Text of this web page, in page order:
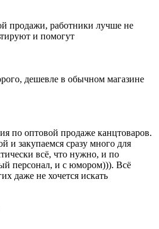
продажи, работники лучше не
и помогут
дешевле в обычном магазине
по оптовой продаже канцтоваров.
и закупаемся сразу много для
всё, что нужно, и по
персонал, и с юмором))). Всё
даже не хочется искать